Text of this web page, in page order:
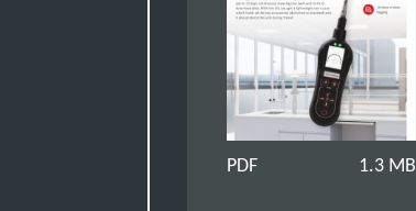
PDF 1.3 MB